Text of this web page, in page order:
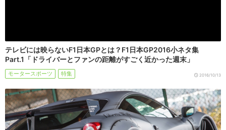
テレビには映らないF1日本GPとは？F1日本GP2016小ネタ集
Part.1「ドライバーとファンの距離がすごく近かった週末」
モータースポーツ 特集 2016/10/13